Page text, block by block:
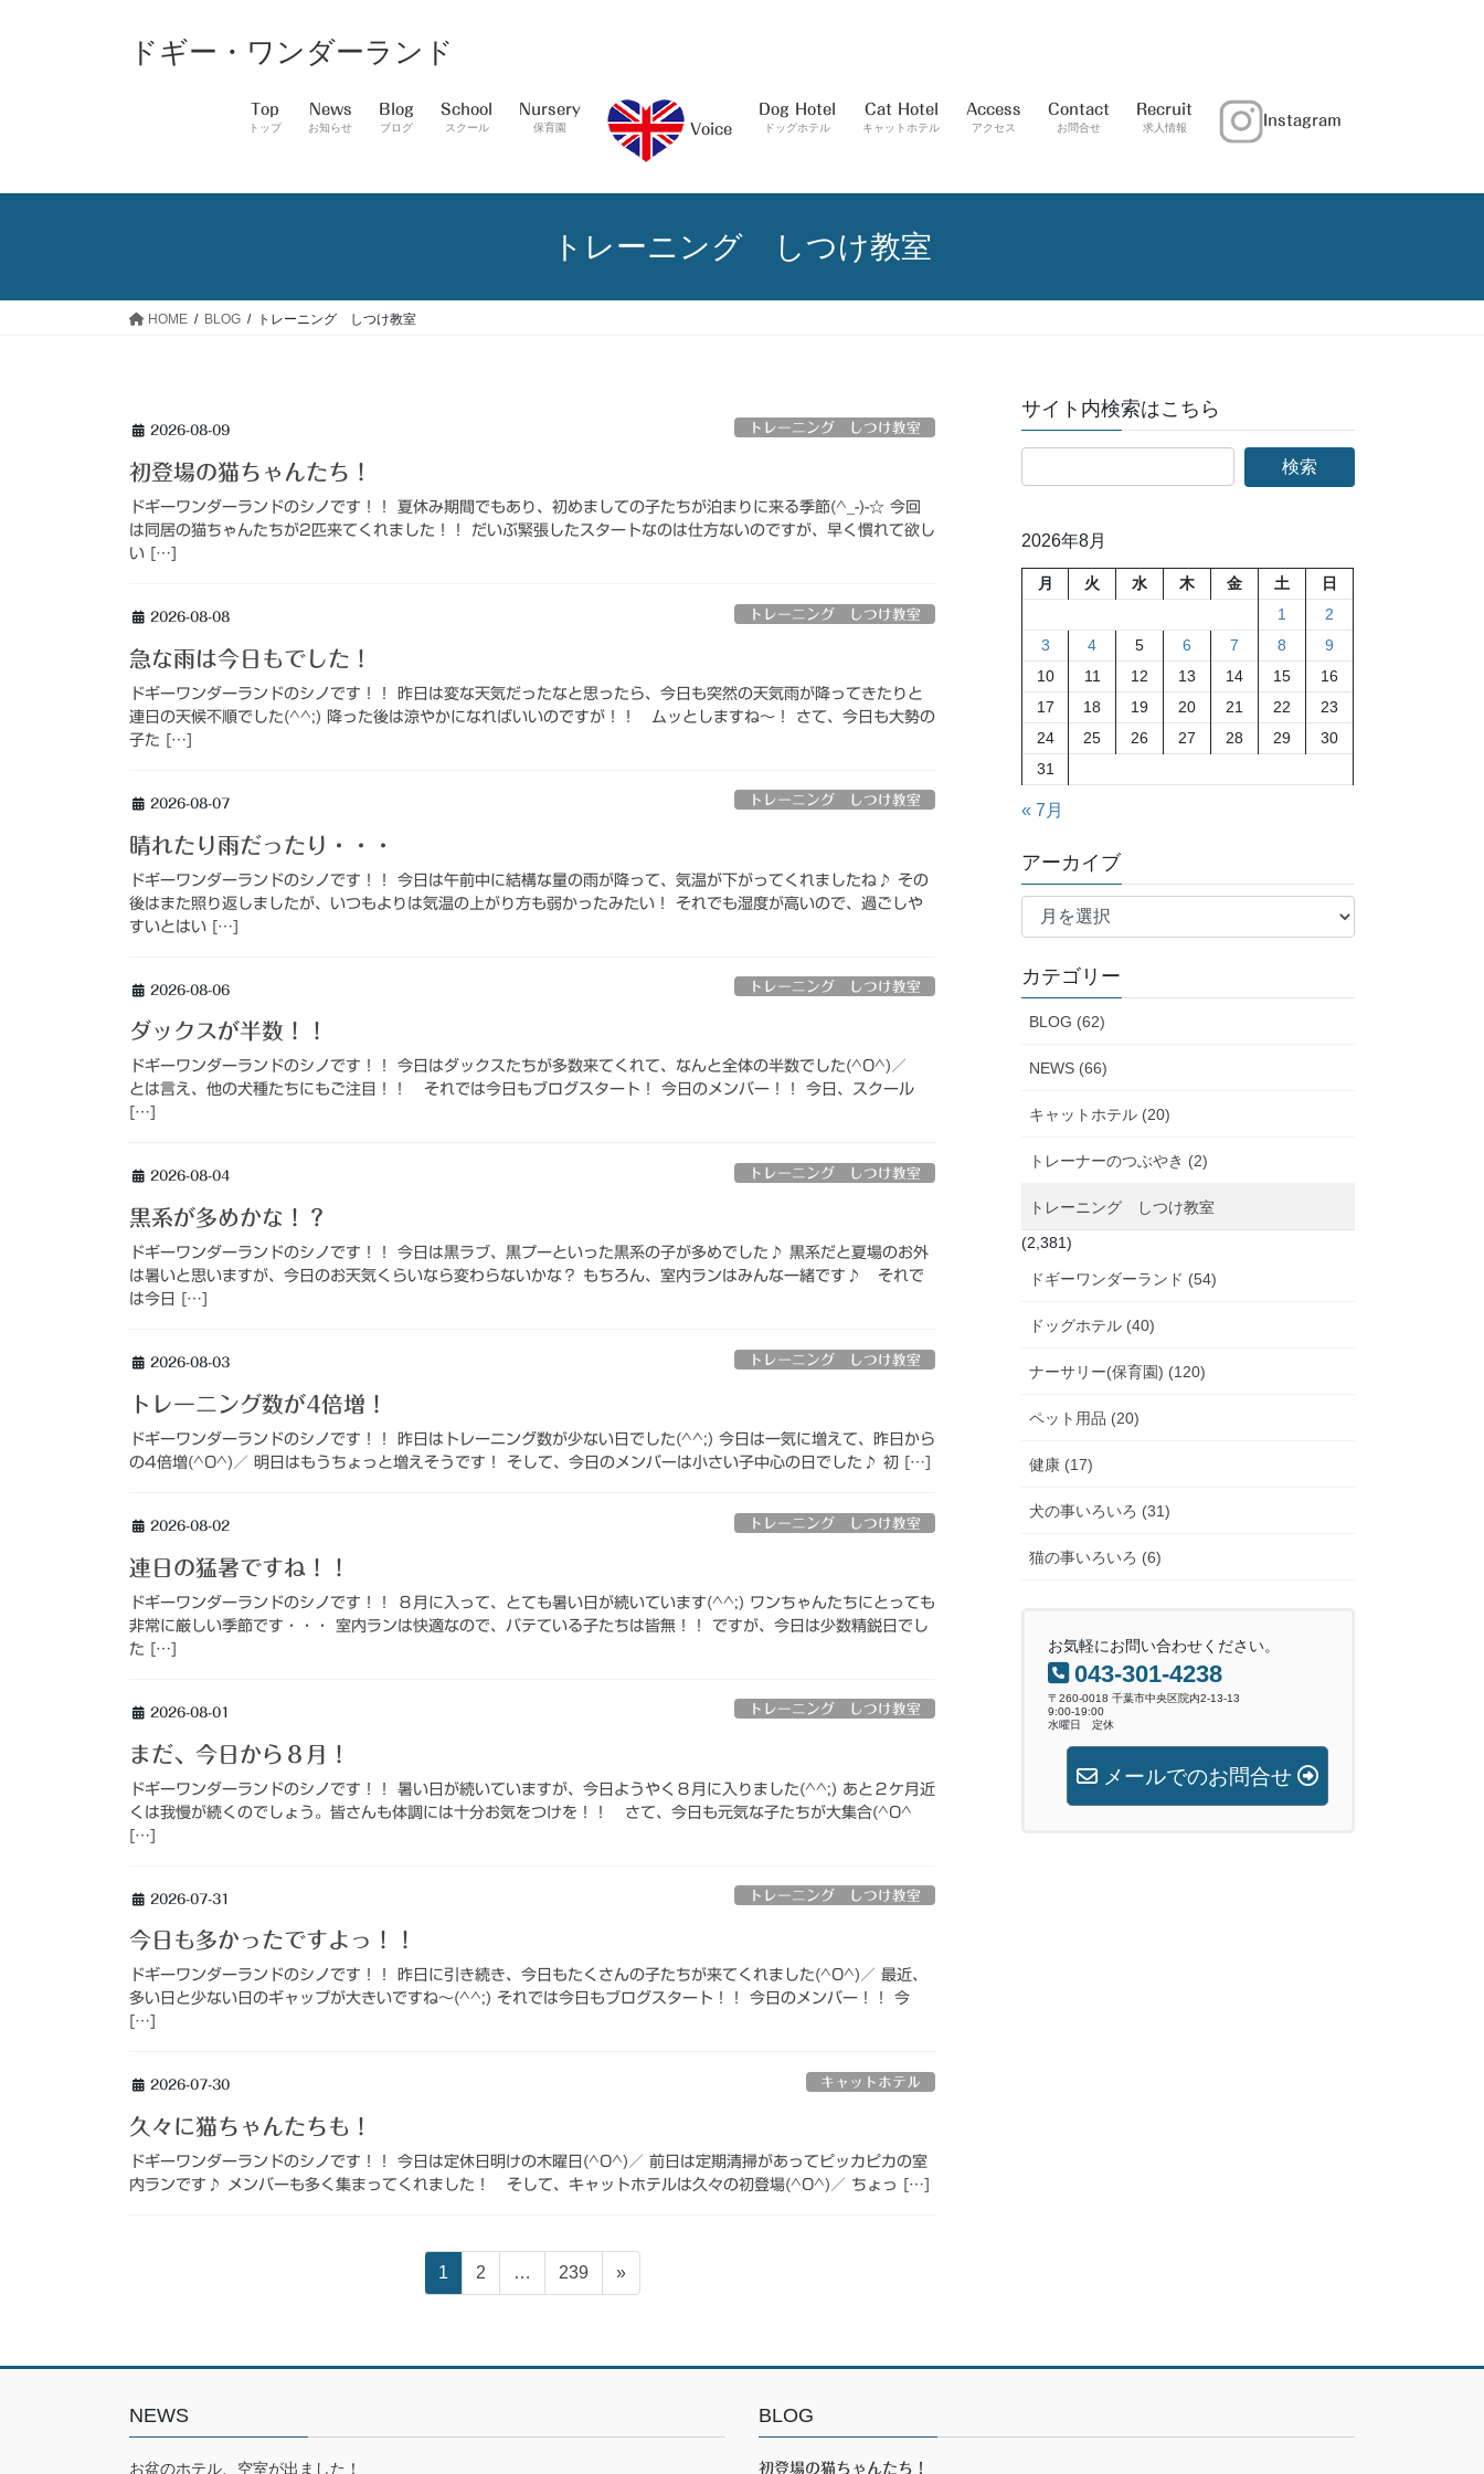
キ
に
ドギー・ワンダーランド
Top
トップ
News
お知らせ
Blog
ブログ
School
スクール
Nursery
保育園 Voice
Dog Hotel
ドッグホテル
Cat Hotel
キャットホテル
Access
アクセス
Contact
お問合せ
Recruit
求人情報 Instagram
トレーニング しつけ教室
HOME BLOG トレーニング しつけ教室
2026-08-09 トレーニング しつけ教室
初登場の猫ちゃんたち！
ドギーワンダーランドのシノです！！ 夏休み期間でもあり、初めましての子たちが泊まりに来る季節(^_-)-☆ 今回
は同居の猫ちゃんたちが2匹来てくれました！！ だいぶ緊張したスタートなのは仕方ないのですが、早く慣れて欲し
い […]
2026-08-08 トレーニング しつけ教室
急な雨は今日もでした！
ドギーワンダーランドのシノです！！ 昨日は変な天気だったなと思ったら、今日も突然の天気雨が降ってきたりと
連日の天候不順でした(^^;) 降った後は涼やかになればいいのですが！！ ムッとしますね～！ さて、今日も大勢の
子た […]
2026-08-07 トレーニング しつけ教室
晴れたり雨だったり・・・
ドギーワンダーランドのシノです！！ 今日は午前中に結構な量の雨が降って、気温が下がってくれましたね♪ その
後はまた照り返しましたが、いつもよりは気温の上がり方も弱かったみたい！ それでも湿度が高いので、過ごしや
すいとはい […]
2026-08-06 トレーニング しつけ教室
ダックスが半数！！
ドギーワンダーランドのシノです！！ 今日はダックスたちが多数来てくれて、なんと全体の半数でした(^O^)／
とは言え、他の犬種たちにもご注目！！ それでは今日もブログスタート！ 今日のメンバー！！ 今日、スクール
[…]
2026-08-04 トレーニング しつけ教室
黒系が多めかな！？
ドギーワンダーランドのシノです！！ 今日は黒ラブ、黒プーといった黒系の子が多めでした♪ 黒系だと夏場のお外
は暑いと思いますが、今日のお天気くらいなら変わらないかな？ もちろん、室内ランはみんな一緒です♪ それで
は今日 […]
2026-08-03 トレーニング しつけ教室
トレーニング数が4倍増！
ドギーワンダーランドのシノです！！ 昨日はトレーニング数が少ない日でした(^^;) 今日は一気に増えて、昨日から
の4倍増(^O^)／ 明日はもうちょっと増えそうです！ そして、今日のメンバーは小さい子中心の日でした♪ 初 […]
2026-08-02 トレーニング しつけ教室
連日の猛暑ですね！！
ドギーワンダーランドのシノです！！ ８月に入って、とても暑い日が続いています(^^;) ワンちゃんたちにとっても
非常に厳しい季節です・・・ 室内ランは快適なので、バテている子たちは皆無！！ ですが、今日は少数精鋭日でし
た […]
2026-08-01 トレーニング しつけ教室
まだ、今日から８月！
ドギーワンダーランドのシノです！！ 暑い日が続いていますが、今日ようやく８月に入りました(^^;) あと２ケ月近
くは我慢が続くのでしょう。皆さんも体調には十分お気をつけを！！ さて、今日も元気な子たちが大集合(^O^
[…]
2026-07-31 トレーニング しつけ教室
今日も多かったですよっ！！
ドギーワンダーランドのシノです！！ 昨日に引き続き、今日もたくさんの子たちが来てくれました(^O^)／ 最近、
多い日と少ない日のギャップが大きいですね～(^^;) それでは今日もブログスタート！！ 今日のメンバー！！ 今
[…]
2026-07-30 キャットホテル
久々に猫ちゃんたちも！
ドギーワンダーランドのシノです！！ 今日は定休日明けの木曜日(^O^)／ 前日は定期清掃があってピッカピカの室
内ランです♪ メンバーも多く集まってくれました！ そして、キャットホテルは久々の初登場(^O^)／ ちょっ […]
ペ
ー
固
定
1
固
定
2 …
固
定
239 »
サイト内検索はこちら
2026年8月
月 火 水 木 金 土
日
1
2
3
4 5 6 7 8
9
10
11 12 13 14 15
16
17
18 19 20 21 22
23
24
25 26 27 28 29
30
31
« 7月
アーカイブ
ア
イ
ブ
カテゴリー
BLOG (62)
NEWS (66)
キャットホテル (20)
トレーナーのつぶやき (2)
トレーニング しつけ教室
(2,381)
ドギーワンダーランド (54)
ドッグホテル (40)
ナーサリー(保育園) (120)
ペット用品 (20)
健康 (17)
犬の事いろいろ (31)
猫の事いろいろ (6)
お気軽にお問い合わせください。
043-301-4238
〒260-0018 千葉市中央区院内2-13-13
9:00-19:00
水曜日 定休
メールでのお問合せ
NEWS
お盆のホテル、空室が出ました！
BLOG
初登場の猫ちゃんたち！